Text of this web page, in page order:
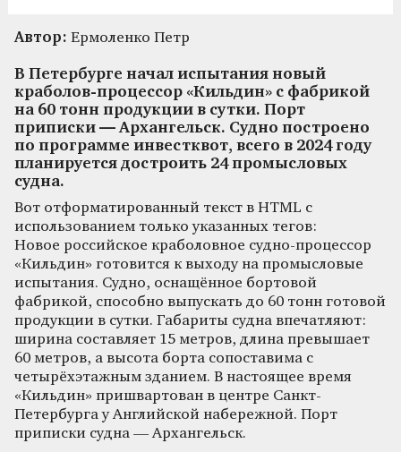
Автор: Ермоленко Петр
В Петербурге начал испытания новый
краболов-процессор «Кильдин» с фабрикой
на 60 тонн продукции в сутки. Порт
приписки — Архангельск. Судно построено
по программе инвестквот, всего в 2024 году
планируется достроить 24 промысловых
судна.
Вот отформатированный текст в HTML с
использованием только указанных тегов:
Новое российское краболовное судно-процессор
«Кильдин» готовится к выходу на промысловые
испытания. Судно, оснащённое бортовой
фабрикой, способно выпускать до 60 тонн готовой
продукции в сутки. Габариты судна впечатляют:
ширина составляет 15 метров, длина превышает
60 метров, а высота борта сопоставима с
четырёхэтажным зданием. В настоящее время
«Кильдин» пришвартован в центре Санкт-
Петербурга у Английской набережной. Порт
приписки судна — Архангельск.